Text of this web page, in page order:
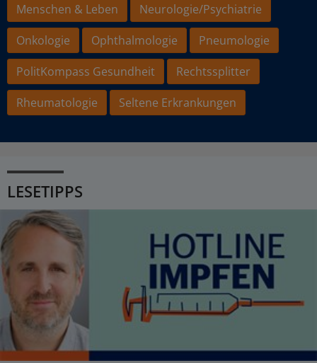
Menschen & Leben
Neurologie/Psychiatrie
Onkologie
Ophthalmologie
Pneumologie
PolitKompass Gesundheit
Rechtssplitter
Rheumatologie
Seltene Erkrankungen
LESETIPPS